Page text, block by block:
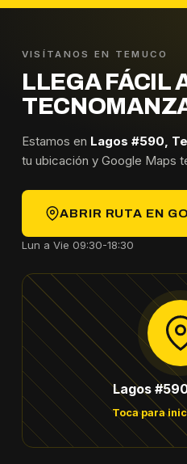
VISÍTANOS EN TEMUCO
LLEGA FÁCIL
Estamos en Lagos #590,
tu ubicación y Google Maps
ABRIR RUTA EN
Lun a Vie 09:30-18:30
Lagos
Toca para